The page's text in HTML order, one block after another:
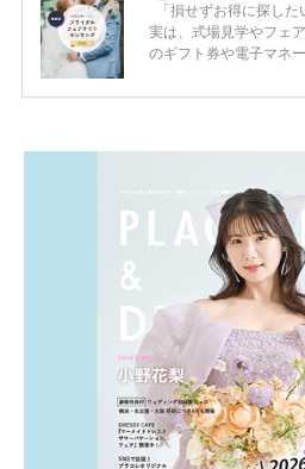
「損せずお得に探し
実は、式場見学やフェ
のギフト券や電子マネ
ため、比較せずに選ぶ
一番お得？」「プラコ
解決します。 まずは
ング診断」か